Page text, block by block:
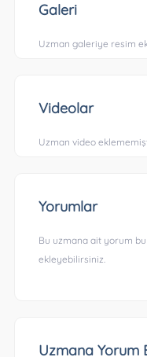
Galeri
Uzman galeriye resim
Videolar
Uzman video
Yorumlar
Bu uzmana ait yorum
ekleyebilirsiniz.
Uzmana Yorum